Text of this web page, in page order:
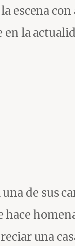
escena
la
de sus
una